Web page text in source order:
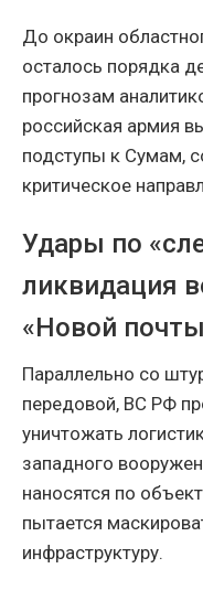
До окраин
осталось порядка
прогнозам
российская армия
подступы к Сумам,
критическое
Удары по
ликвидация
«Новой
Параллельно со
передовой, ВС РФ
уничтожать
западного
наносятся по
пытается
инфраструктуру.